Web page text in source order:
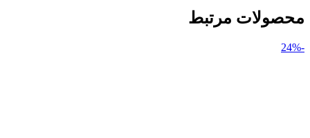
محصولات مرتبط
-24%